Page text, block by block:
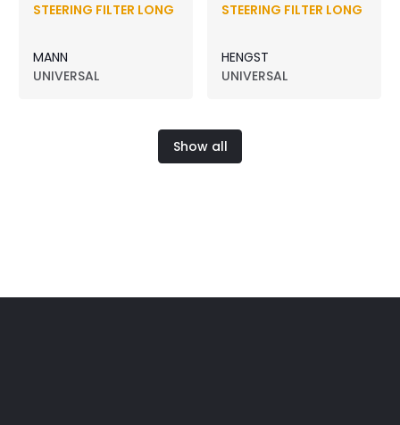
STEERING FILTER LONG
MANN
UNIVERSAL
STEERING FILTER LONG
HENGST
UNIVERSAL
Show all